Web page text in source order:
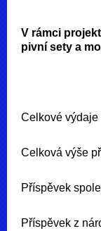
V rámci
pivní sety a
Celkové
Celková výše
Příspěvek
Příspěvek z